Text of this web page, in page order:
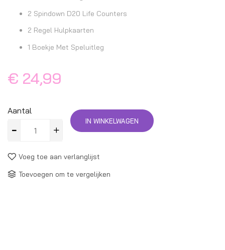
2 Spindown D20 Life Counters
2 Regel Hulpkaarten
1 Boekje Met Speluitleg
€ 24,99
Aantal
IN WINKELWAGEN
Voeg toe aan verlanglijst
Toevoegen om te vergelijken